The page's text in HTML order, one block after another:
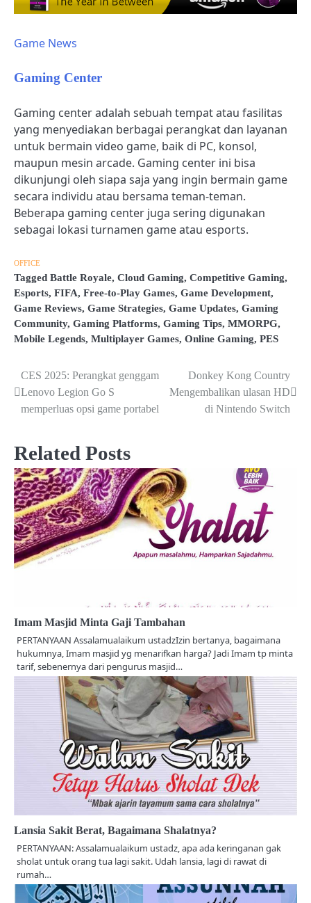
Game News
Gaming Center
Gaming center adalah sebuah tempat atau fasilitas
yang menyediakan berbagai perangkat dan layanan
untuk bermain video game, baik di PC, konsol,
maupun mesin arcade. Gaming center ini bisa
dikunjungi oleh siapa saja yang ingin bermain game
secara individu atau bersama teman-teman.
Beberapa gaming center juga sering digunakan
sebagai lokasi turnamen game atau esports.
OFFICE
Tagged Battle Royale, Cloud Gaming, Competitive Gaming,
Esports, FIFA, Free-to-Play Games, Game Development,
Game Reviews, Game Strategies, Game Updates, Gaming
Community, Gaming Platforms, Gaming Tips, MMORPG,
Mobile Legends, Multiplayer Games, Online Gaming, PES
Post
navigation
CES 2025: Perangkat genggam
Lenovo Legion Go S
memperluas opsi game portabel
Donkey Kong Country
Mengembalikan ulasan HD
di Nintendo Switch
Related Posts
Imam Masjid Minta Gaji Tambahan
PERTANYAAN Assalamualaikum ustadzIzin bertanya, bagaimana
hukumnya, Imam masjid yg menarifkan harga? Jadi Imam tp minta
tarif, sebenernya dari pengurus masjid…
Lansia Sakit Berat, Bagaimana Shalatnya?
PERTANYAAN: Assalamualaikum ustadz, apa ada keringanan gak
sholat untuk orang tua lagi sakit. Udah lansia, lagi di rawat di
rumah…